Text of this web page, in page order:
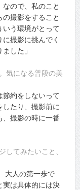
ので、私のこと
撮影をすること
う環境がとって
撮影に挑んでく
した」
気になる普段の美
節約をしないって
たり、撮影前に
、撮影の時に一番
てみたいこと、
大人の第一歩で
実は具体的には決